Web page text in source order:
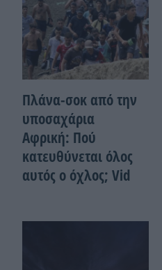
Πλάνα-σοκ από την
υποσαχάρια
Αφρική: Πού
κατευθύνεται όλος
αυτός ο όχλος; Vid